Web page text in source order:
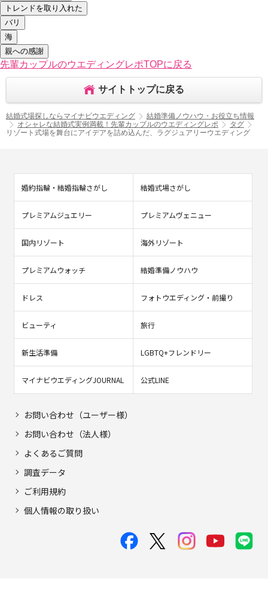
トレンドを取り入れた
バリ
海
親への感謝
先輩カップルのウエディングレポTOPに戻る
サイトトップに戻る
結婚式場探しならマイナビウエディング
結婚準備ノウハウ・お役立ち情報
オシャレな結婚式実例満載！先輩カップルのウエディングレポ
タグ
リゾート式場を舞台にアイデアを詰め込んだ、ラグジュアリーウエディング
婚約指輪・結婚指輪さがし 結婚式場さがし
プレミアムジュエリー プレミアムヴェニュー
国内リゾート 海外リゾート
プレミアムウォッチ 結婚準備ノウハウ
ドレス フォトウエディング・前撮り
ビューティ 旅行
新生活準備 LGBTQ+フレンドリー
マイナビウエディングJOURNAL 公式LINE
お問い合わせ（ユーザー様）
お問い合わせ（法人様）
よくあるご質問
調査データ
ご利用規約
個人情報の取り扱い